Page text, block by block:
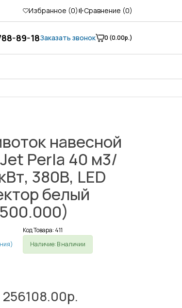
Избранное (0) Сравнение (0)
89-18Заказать звонок 0 (0.00р.)
навесной
Jet Perla 40 м3/
380В, LED
белый
Код Товара: 411
Наличие: В наличии
256108.00р.